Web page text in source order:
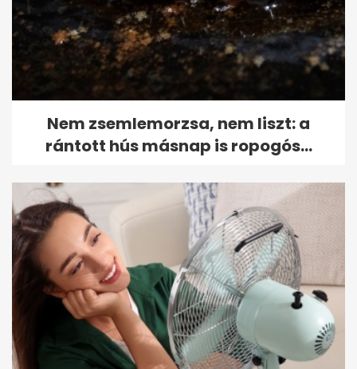
Nem zsemlemorzsa, nem liszt: a
rántott hús másnap is ropogós...